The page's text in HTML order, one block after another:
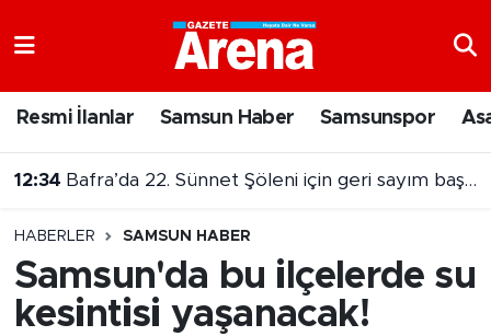
Resmi İlanlar Samsun Haber Samsunspor
12:34 Bafra’da 22. Sünnet Şöleni için geri sayım başladı
HABERLER SAMSUN HABER
Samsun'da bu ilçelerde su
kesintisi yaşanacak!
Samsun Namaz Vakitleri
Süper Lig Puan Durumu ve Fikstür